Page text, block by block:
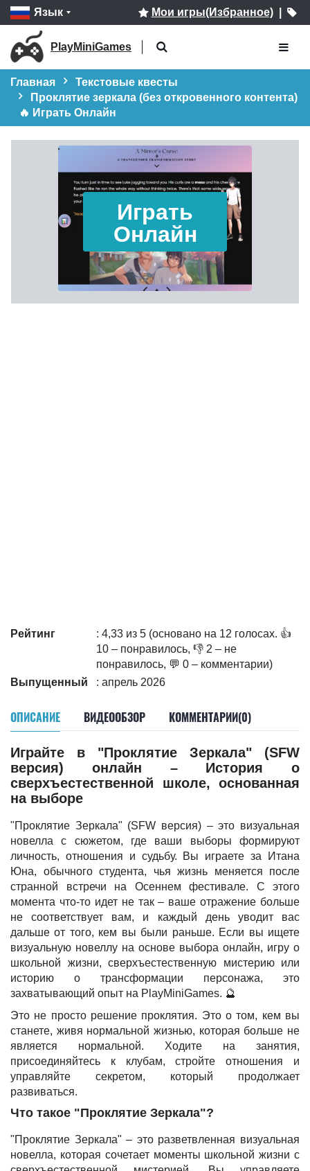
Язык Мои игры(Избранное)|
PlayMiniGames
Главная
Текстовые квесты
Проклятие зеркала (без откровенного контента)
🔥 Играть Онлайн
Играть
Онлайн
Рейтинг
: 4,33 из 5 (основано на 12 голосах. 👍
10 – понравилось, 👎 2 – не
понравилось, 💬 0 – комментарии)
Выпущенный
: апрель 2026
ОПИСАНИЕ ВИДЕООБЗОР КОММЕНТАРИИ(0)
Играйте в "Проклятие Зеркала" (SFW
версия) онлайн – История о
сверхъестественной школе, основанная
на выборе
"Проклятие Зеркала" (SFW версия) – это визуальная
новелла с сюжетом, где ваши выборы формируют
личность, отношения и судьбу. Вы играете за Итана
Юна, обычного студента, чья жизнь меняется после
странной встречи на Осеннем фестивале. С этого
момента что-то идет не так – ваше отражение больше
не соответствует вам, и каждый день уводит вас
дальше от того, кем вы были раньше. Если вы ищете
визуальную новеллу на основе выбора онлайн, игру о
школьной жизни, сверхъестественную мистерию или
историю о трансформации персонажа, это
захватывающий опыт на PlayMiniGames. 🔮
Это не просто решение проклятия. Это о том, кем вы
станете, живя нормальной жизнью, которая больше не
является нормальной. Ходите на занятия,
присоединяйтесь к клубам, стройте отношения и
управляйте секретом, который продолжает
развиваться.
Что такое "Проклятие Зеркала"?
"Проклятие Зеркала" – это разветвленная визуальная
новелла, которая сочетает моменты школьной жизни с